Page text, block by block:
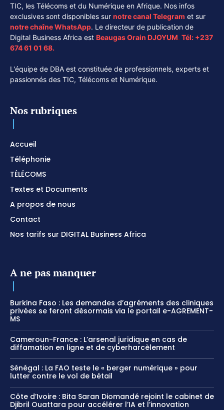
TIC, les Télécoms et du Numérique en Afrique. Nos infos
exclusives sont disponibles sur notre canal Telegram et sur
notre chaîneWhatsApp. Le directeur de publication de
Digital Business Africa est Beaugas Orain DJOYUM. Tél: +237
674 61 01 68.
L'équipe de DBA est constituée de professionnels, experts et
passionnés des TIC, Télécoms et Numérique.
Nos rubriques
Accueil
Téléphonie
TÉLÉCOMS
Textes et Documents
A propos de nous
Contact
Nos tarifs sur DIGITAL Business Africa
A ne pas manquer
Burkina Faso : Les demandes d’agréments des cliniques
privées se feront désormais via le portail e-AGREMENT-
MS
Cameroun-France : L’arsenal juridique en cas de
diffamation en ligne et de cyberharcèlement
Sénégal : La FAO teste le « berger numérique » pour
lutter contre le vol de bétail
Côte d’Ivoire : Bita Saran Diomandé rejoint le cabinet de
Djibril Ouattara pour accélérer l’IA et l’innovation